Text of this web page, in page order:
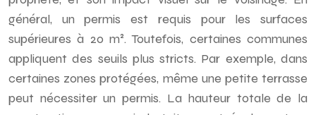
général, un permis est requis pour les surfaces
supérieures à 20 m². Toutefois, certaines communes
appliquent des seuils plus stricts. Par exemple, dans
certaines zones protégées, même une petite terrasse
peut nécessiter un permis. La hauteur totale de la